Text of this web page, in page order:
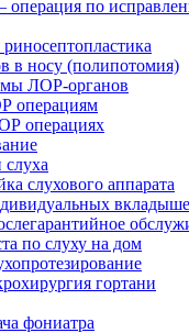
операция по
в носу (полипотомия)
ЛОР-органов
операциям
операциях
слухового аппарата
по слуху на дом
гортани
фониатра